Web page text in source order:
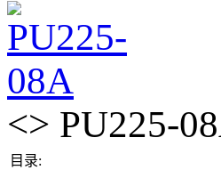
<> PU225-
目录: